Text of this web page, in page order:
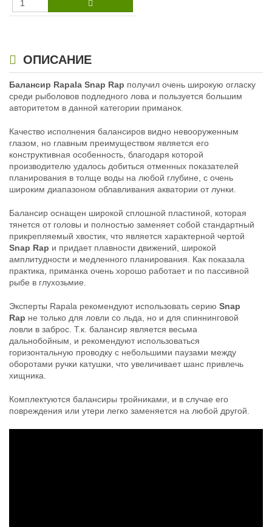
ОПИСАНИЕ
Балансир Rapala Snap Rap получил очень широкую огласку
среди рыболовов подледного лова и пользуется большим
авторитетом в данной категории приманок.
Качество исполнения балансиров видно невооруженным
глазом, но главным преимуществом является его
конструктивная особенность, благодаря которой
производителю удалось добиться отменных показателей
планирования в толще воды на любой глубине, с очень
широким диапазоном облавливания акватории от лунки.
Балансир оснащен широкой сплошной пластиной, которая
тянется от головы и полностью заменяет собой стандартный
прикрепляемый хвостик, что является характерной чертой
Snap Rap и придает плавности движений, широкой
амплитудности и медленного планирования. Как показала
практика, приманка очень хорошо работает и по пассивной
рыбе в глухозьмие.
Эксперты Rapala рекомендуют использовать серию Snap
Rap не только для ловли со льда, но и для спиннинговой
ловли в заброс. Т.к. балансир является весьма
дальнобойным, и рекомендуют использоваться
горизонтальную проводку с небольшими паузами между
оборотами ручки катушки, что увеличивает шанс привлечь
хищника.
Комплектуются балансиры тройниками, и в случае его
повреждения или утери легко заменяется на любой другой.